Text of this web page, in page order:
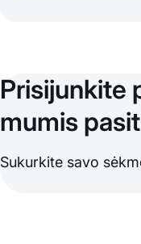
Prisijunkite
mumis
Sukurkite savo